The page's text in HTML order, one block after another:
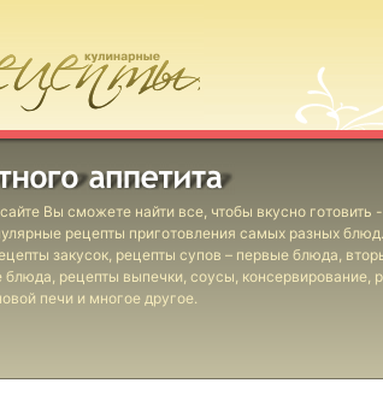
Вы сможете найти все, чтобы вкусно готовить
рецепты приготовления самых разных
закусок, рецепты супов – первые блюда,
блюда, рецепты выпечки, соусы, консервирование,
печи и многое другое.